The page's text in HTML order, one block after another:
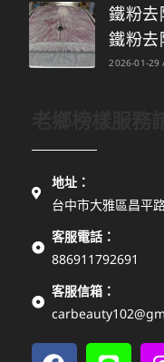
鐵粉去
鐵粉去
2026-01-29
地址：
台中市大雅區昌平
客服電話：
886911792691
客服信箱：